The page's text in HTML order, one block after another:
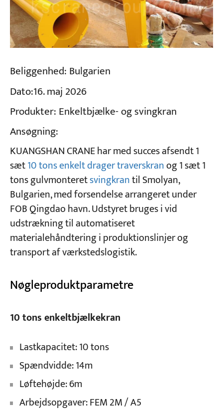
Projekter
Blogs
Om os
Kontakt os
Beliggenhed: Bulgarien
Dato:16. maj 2026
Produkter: Enkeltbjælke- og svingkran
Ansøgning:
KUANGSHAN CRANE har med succes afsendt 1
sæt10 tons enkelt drager traverskranog 1 sæt 1
tons gulvmonteretsvingkrantil Smolyan,
Bulgarien, med forsendelse arrangeret under
FOB Qingdao havn. Udstyret bruges i vid
udstrækning til automatiseret
materialehåndtering i produktionslinjer og
transport af værkstedslogistik.
Nøgleproduktparametre
10 tons enkeltbjælkekran
Lastkapacitet: 10 tons
Spændvidde: 14m
Løftehøjde: 6m
Arbejdsopgaver: FEM 2M / A5